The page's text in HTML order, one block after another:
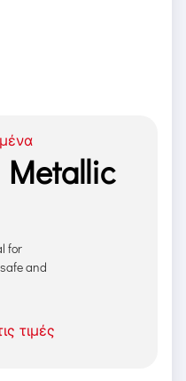
for
and
τιμές